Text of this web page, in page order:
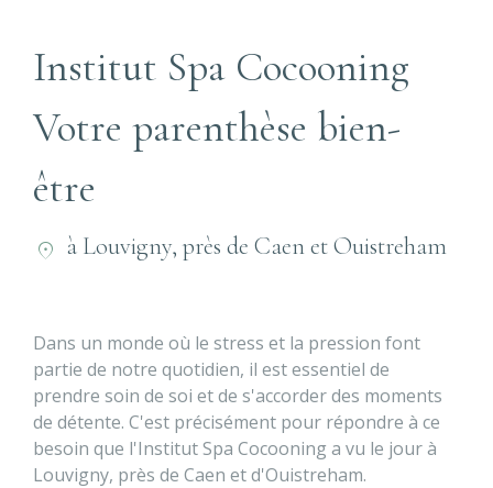
Institut Spa Cocooning
Votre parenthèse bien-
être
à Louvigny, près de Caen et Ouistreham
Dans un monde où le stress et la pression font
partie de notre quotidien, il est essentiel de
prendre soin de soi et de s'accorder des moments
de détente. C'est précisément pour répondre à ce
besoin que l'Institut Spa Cocooning a vu le jour à
Louvigny, près de Caen et d'Ouistreham.